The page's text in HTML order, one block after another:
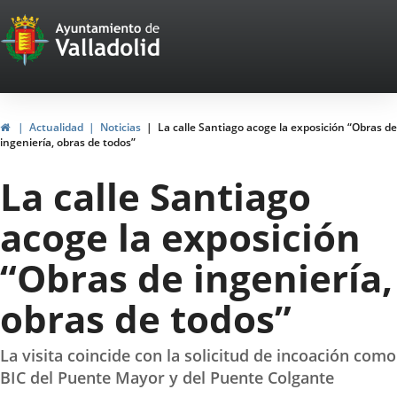
Portal
Web
del
Ayuntamiento
de
Valladolid
InicioActualidad Noticias
La calle Santiago acoge la exposición “Obras de
ingeniería, obras de todos”
La calle Santiago
acoge la exposición
“Obras de ingeniería,
obras de todos”
La visita coincide con la solicitud de incoación como
BIC del Puente Mayor y del Puente Colgante